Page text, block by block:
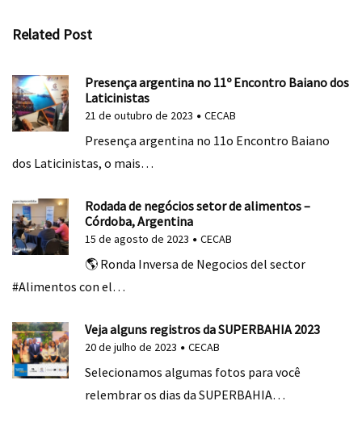
Related Post
Presença argentina no 11º Encontro Baiano dos
Laticinistas
21 de outubro de 2023 CECAB
Presença argentina no 11o Encontro Baiano
dos Laticinistas, o mais…
Rodada de negócios setor de alimentos –
Córdoba, Argentina
15 de agosto de 2023 CECAB
🌎 Ronda Inversa de Negocios del sector
#Alimentos con el…
Veja alguns registros da SUPERBAHIA 2023
20 de julho de 2023 CECAB
Selecionamos algumas fotos para você
relembrar os dias da SUPERBAHIA…